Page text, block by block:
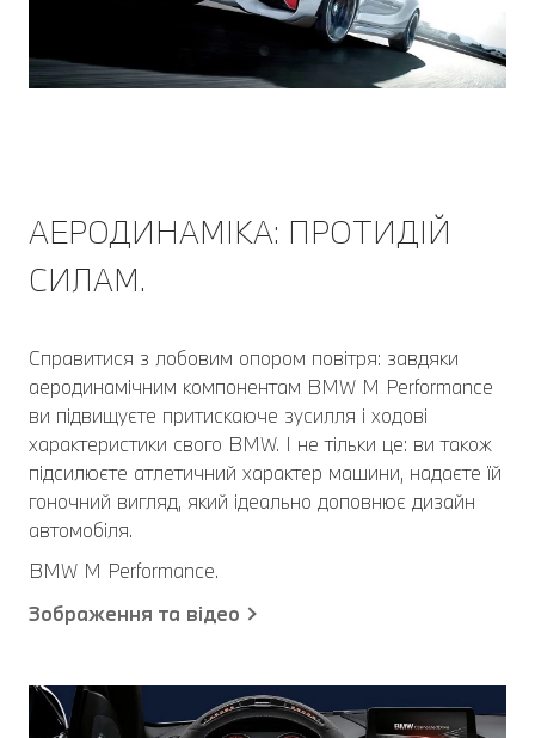
АЕРОДИНАМІКА: ПРОТИДІЙ
СИЛАМ.
Справитися з лобовим опором повітря: завдяки
аеродинамічним компонентам BMW M Performance
ви підвищуєте притискаюче зусилля і ходові
характеристики свого BMW. І не тільки це: ви також
підсилюєте атлетичний характер машини, надаєте їй
гоночний вигляд, який ідеально доповнює дизайн
автомобіля.
BMW M Performance.
Зображення та відео